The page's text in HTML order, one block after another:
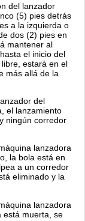
del lanzador
(5) pies detrás
a la izquierda o
dos (2) pies en
mantener al
el inicio del
estará en el
más allá de la
del
el lanzamiento
ningún corredor
lanzadora
la bola está en
a un corredor
eliminado y la
lanzadora
está muerta, se